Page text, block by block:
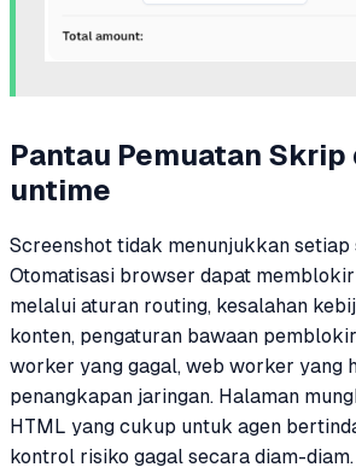
Pantau Pemuatan Skrip
untime
Screenshot tidak menunjukkan setiap
Otomatisasi browser dapat
melalui aturan routing, kesalahan
konten, pengaturan bawaan
worker yang gagal, web worker yang
penangkapan jaringan. Halaman
HTML yang cukup untuk agen
kontrol risiko gagal secara diam-